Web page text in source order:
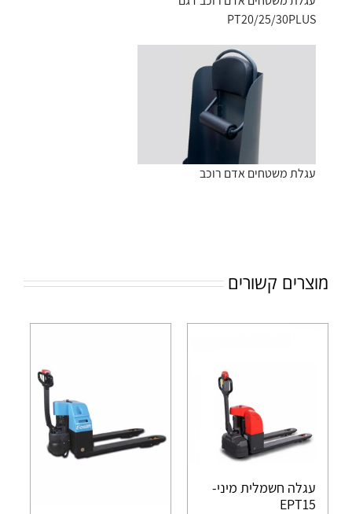
PT20/25/30PLUS
עגלת משטחים אדם רוכב
מוצרים קשורים
עגלה חשמלית מיני-
EPT15